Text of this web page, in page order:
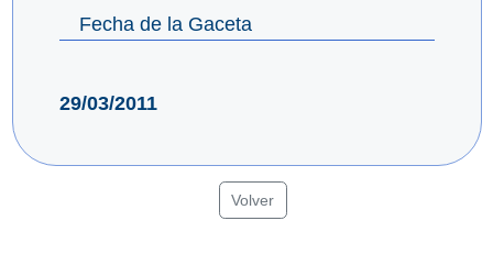
Fecha de la Gaceta
29/03/2011
Volver